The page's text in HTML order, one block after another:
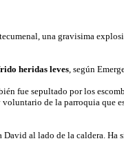
una gravisima
heridas leves, según
fue sepultado por los
de la parroquia que
David al lado de la caldera. Ha